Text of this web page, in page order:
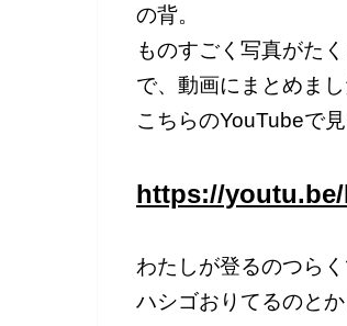
の背。
ものすごく写真がた
で、動画にまとめまし
こちらのYouTubeで
https://youtu.be/
わたしが登るのつら
ハシゴおりてるのと